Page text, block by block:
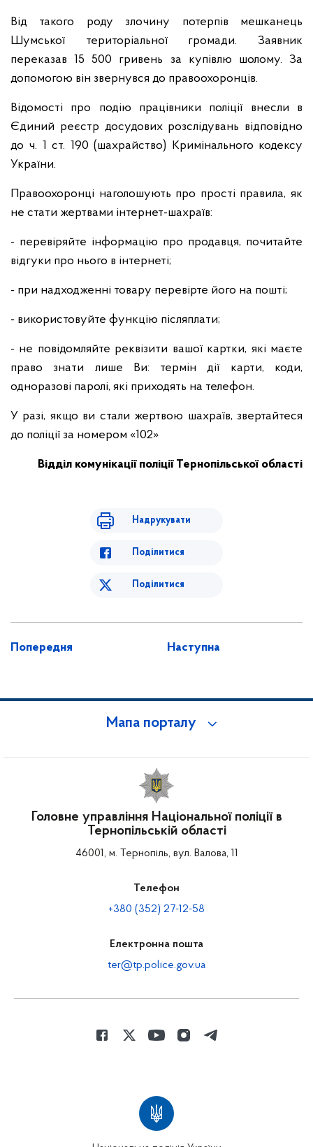
Від такого роду злочину потерпів мешканець
Шумської територіальної громади. Заявник
переказав 15 500 гривень за купівлю шолому. За
допомогою він звернувся до правоохоронців.
Відомості про подію працівники поліції внесли в
Єдиний реєстр досудових розслідувань відповідно
до ч. 1 ст. 190 (шахрайство) Кримінального кодексу
України.
Правоохоронці наголошують про прості правила, як
не стати жертвами інтернет-шахраїв:
- перевіряйте інформацію про продавця, почитайте
відгуки про нього в інтернеті;
- при надходженні товару перевірте його на пошті;
- використовуйте функцію післяплати;
- не повідомляйте реквізити вашої картки, які маєте
право знати лише Ви: термін дії карти, коди,
одноразові паролі, які приходять на телефон.
У разі, якщо ви стали жертвою шахраїв, звертайтеся
до поліції за номером «102»
Відділ комунікації поліції Тернопільської області
Надрукувати
Поділитися
Поділитися
Попередня Наступна
Мапа порталу
Головне управління Національної поліції в
Тернопільській області
46001, м. Тернопіль, вул. Валова, 11
Телефон
+380 (352) 27-12-58
Електронна пошта
ter@tp.police.gov.ua